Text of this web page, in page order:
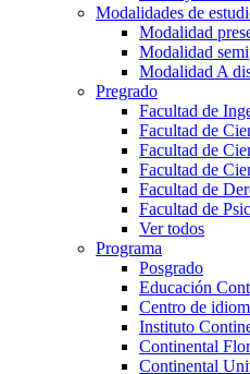
Modalidades de
Modalidad
Modalidad
Modalidad A
Pregrado
Facultad de
Facultad de
Facultad de
Facultad de
Facultad de
Facultad de
Ver todos
Programa
Posgrado
Educación
Centro de
Instituto
Continental
Continental